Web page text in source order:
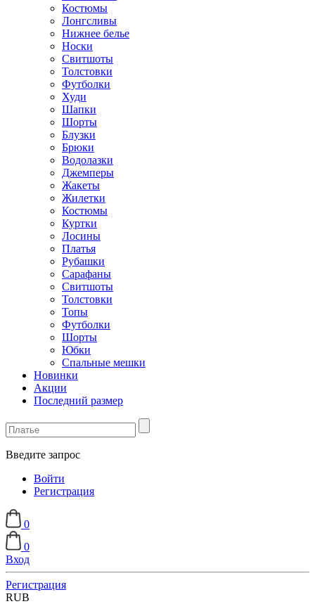
Костюмы
Лонгсливы
Нижнее белье
Носки
Свитшоты
Толстовки
Футболки
Худи
Шапки
Шорты
Блузки
Брюки
Водолазки
Джемперы
Жакеты
Жилетки
Костюмы
Куртки
Лосины
Платья
Рубашки
Сарафаны
Свитшоты
Толстовки
Топы
Футболки
Шорты
Юбки
Спальные мешки
Новинки
Акции
Последний размер
Введите запрос
Войти
Регистрация
0
0
Вход
Регистрация
RUB